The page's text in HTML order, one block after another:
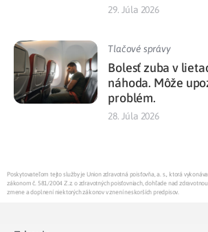
29. Júla 2026
Tlačové správy
Bolesť zuba v
náhoda. Môže
problém.
28. Júla 2026
Poskytovateľom tejto služby je Union zdravotná poisťovňa, a. s., ktorá
zákonom č. 581/2004 Z.z. o zdravotných poisťovniach, dohľade nad
zmene a doplnení niektorých zákonov v znení neskorších predpisov.